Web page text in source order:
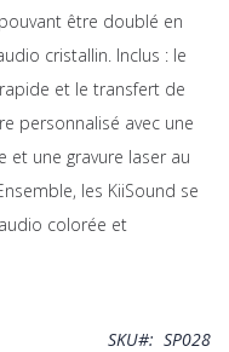
être doublé en
cristallin. Inclus : le
et le transfert de
personnalisé avec une
et une gravure laser au
les KiiSound se
colorée et
SKU
SP028